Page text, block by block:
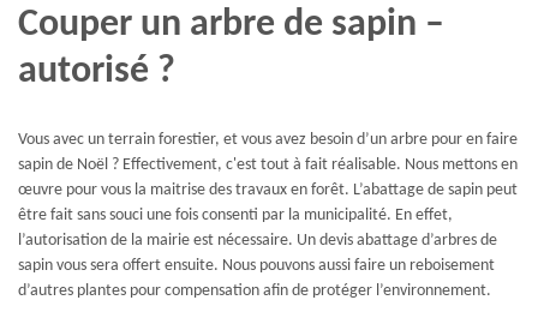
Couper un arbre de sapin –
autorisé ?
Vous avec un terrain forestier, et vous avez besoin d’un arbre pour en faire
sapin de Noël ? Effectivement, c'est tout à fait réalisable. Nous mettons en
œuvre pour vous la maitrise des travaux en forêt. L’abattage de sapin peut
être fait sans souci une fois consenti par la municipalité. En effet,
l’autorisation de la mairie est nécessaire. Un devis abattage d’arbres de
sapin vous sera offert ensuite. Nous pouvons aussi faire un reboisement
d’autres plantes pour compensation afin de protéger l’environnement.